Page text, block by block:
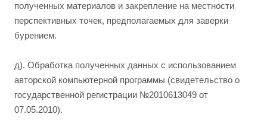
полученных материалов и закрепление на местности
перспективных точек, предполагаемых для заверки
бурением.
д). Обработка полученных данных с использованием
авторской компьютерной программы (свидетельство о
государственной регистрации №2010613049 от
07.05.2010).